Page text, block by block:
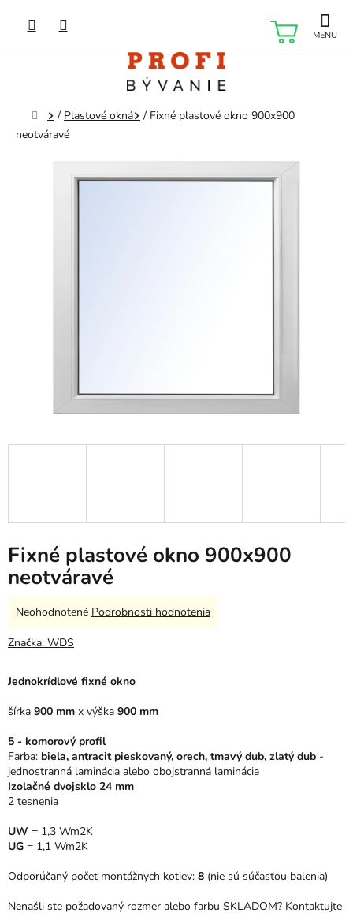
obsah
Domov
/ Plastové okná / Fixné plastové okno 900x900
neotváravé
Fixné plastové okno 900x900
neotváravé
Jednokrídlové fixné okno
šírka 900 mm x výška 900 mm
5 - komorový profil
Farba: biela, antracit pieskovaný, orech, tmavý dub, zlatý dub -
jednostranná laminácia alebo obojstranná laminácia
Izolačné dvojsklo 24 mm
2 tesnenia
UW = 1,3 Wm2K
UG = 1,1 Wm2K
Odporúčaný počet montážnych kotiev: 8 (nie sú súčasťou balenia)
Nenašli ste požadovaný rozmer alebo farbu SKLADOM? Kontaktujte
Priemerné
produktu
z
hviezdičiek.
Neohodnotené Podrobnosti hodnotenia
Značka: WDS